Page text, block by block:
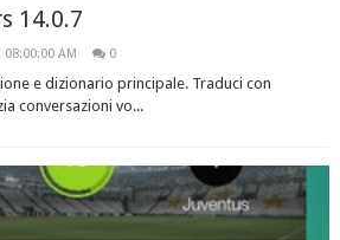
14.0.7
08:00:00 AM 0
e dizionario principale. Traduci con
conversazioni vo...